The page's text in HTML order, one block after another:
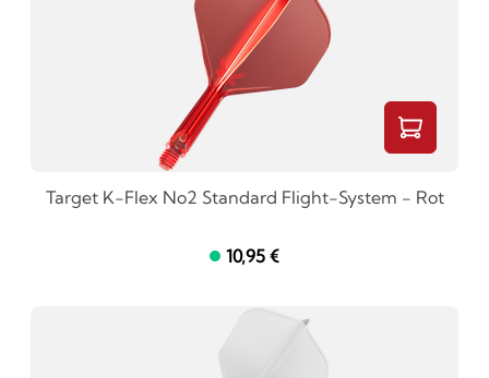
Target K-Flex No2 Standard Flight-System - Rot
10,95 €